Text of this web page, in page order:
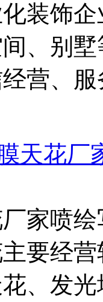
装饰
、别
营、
天花厂
家喷
要经
、发